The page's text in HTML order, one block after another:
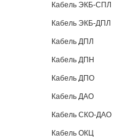
Кабель ЭКБ-СПЛ
Кабель ЭКБ-ДПЛ
Кабель ДПЛ
Кабель ДПН
Кабель ДПО
Кабель ДАО
Кабель СКО-ДАО
Кабель ОКЦ